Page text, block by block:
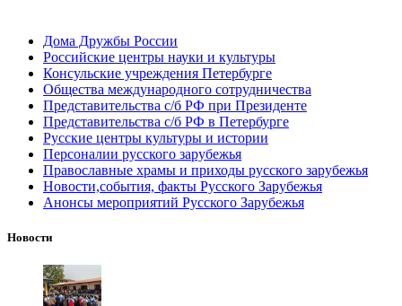
Дома Дружбы России
Российские центры науки и культуры
Консульские учреждения Петербурге
Общества международного сотрудничества
Представительства с/б РФ при Президенте
Представительства с/б РФ в Петербурге
Русские центры культуры и истории
Персоналии русского зарубежья
Православные храмы и приходы русского зарубежья
Новости,события, факты Русского Зарубежья
Анонсы мероприятий Русского Зарубежья
Новости